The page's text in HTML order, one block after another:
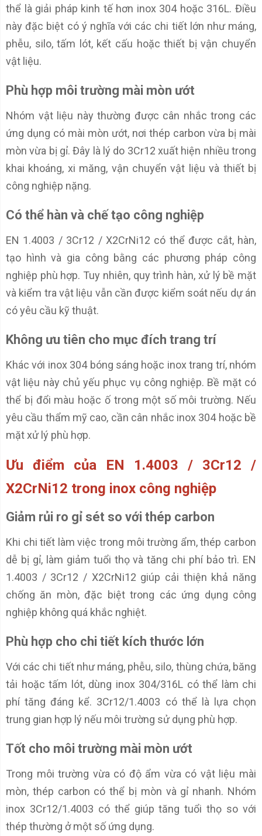
thể là giải pháp kinh tế hơn inox 304 hoặc 316L. Điều
này đặc biệt có ý nghĩa với các chi tiết lớn như máng,
phễu, silo, tấm lót, kết cấu hoặc thiết bị vận chuyển
vật liệu.
Phù hợp môi trường mài mòn ướt
Nhóm vật liệu này thường được cân nhắc trong các
ứng dụng có mài mòn ướt, nơi thép carbon vừa bị mài
mòn vừa bị gỉ. Đây là lý do 3Cr12 xuất hiện nhiều trong
khai khoáng, xi măng, vận chuyển vật liệu và thiết bị
công nghiệp nặng.
Có thể hàn và chế tạo công nghiệp
EN 1.4003 / 3Cr12 / X2CrNi12 có thể được cắt, hàn,
tạo hình và gia công bằng các phương pháp công
nghiệp phù hợp. Tuy nhiên, quy trình hàn, xử lý bề mặt
và kiểm tra vật liệu vẫn cần được kiểm soát nếu dự án
có yêu cầu kỹ thuật.
Không ưu tiên cho mục đích trang trí
Khác với inox 304 bóng sáng hoặc inox trang trí, nhóm
vật liệu này chủ yếu phục vụ công nghiệp. Bề mặt có
thể bị đổi màu hoặc ố trong một số môi trường. Nếu
yêu cầu thẩm mỹ cao, cần cân nhắc inox 304 hoặc bề
mặt xử lý phù hợp.
Ưu điểm của EN 1.4003 / 3Cr12 /
X2CrNi12 trong inox công nghiệp
Giảm rủi ro gỉ sét so với thép carbon
Khi chi tiết làm việc trong môi trường ẩm, thép carbon
dễ bị gỉ, làm giảm tuổi thọ và tăng chi phí bảo trì. EN
1.4003 / 3Cr12 / X2CrNi12 giúp cải thiện khả năng
chống ăn mòn, đặc biệt trong các ứng dụng công
nghiệp không quá khắc nghiệt.
Phù hợp cho chi tiết kích thước lớn
Với các chi tiết như máng, phễu, silo, thùng chứa, băng
tải hoặc tấm lót, dùng inox 304/316L có thể làm chi
phí tăng đáng kể. 3Cr12/1.4003 có thể là lựa chọn
trung gian hợp lý nếu môi trường sử dụng phù hợp.
Tốt cho môi trường mài mòn ướt
Trong môi trường vừa có độ ẩm vừa có vật liệu mài
mòn, thép carbon có thể bị mòn và gỉ nhanh. Nhóm
inox 3Cr12/1.4003 có thể giúp tăng tuổi thọ so với
thép thường ở một số ứng dụng.